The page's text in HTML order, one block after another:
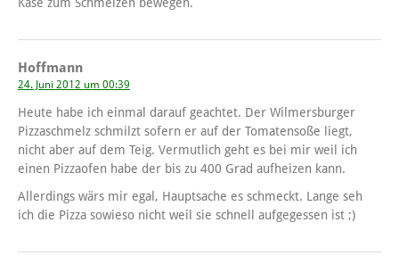
Käse zum Schmelzen bewegen.
Hoffmann
24. Juni 2012 um 00:39
Heute habe ich einmal darauf geachtet. Der Wilmersburger
Pizzaschmelz schmilzt sofern er auf der Tomatensoße liegt,
nicht aber auf dem Teig. Vermutlich geht es bei mir weil ich
einen Pizzaofen habe der bis zu 400 Grad aufheizen kann.
Allerdings wärs mir egal, Hauptsache es schmeckt. Lange seh
ich die Pizza sowieso nicht weil sie schnell aufgegessen ist ;)